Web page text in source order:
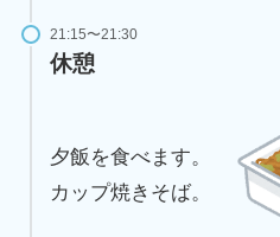
21:15〜21:30
休憩
夕飯を食べます。
カップ焼きそば。